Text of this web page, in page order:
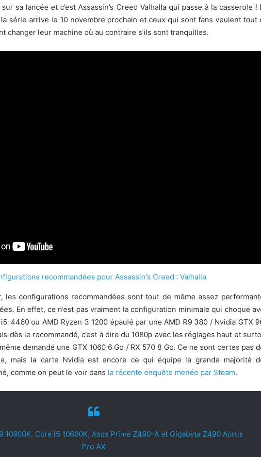
sa lancée et c’est Assassin’s Creed Valhalla qui passe à la casserole !
série arrive le 10 novembre prochain et ceux qui sont fans veulent tout
changer leur machine où au contraire s’ils sont tranquilles.
les configurations recommandées sont tout de même assez
En effet, ce n’est pas vraiment la configuration minimale qui choque
4460 ou AMD Ryzen 3 1200 épaulé par une AMD R9 380 / Nvidia GTX
dès le recommandé, c’est à dire du 1080p avec les réglages haut et
demandé une GTX 1060 6 Go / RX 570 8 Go. Ce ne sont certes pas
mais la carte Nvidia est encore ce qui équipe la grande majorité
comme on peut le voir dans la récente enquête menée par Steam.
10900K, Core i5 10600K, Asus Prime Z490-A et Gigabyte Z490 Aorus
Pro AX